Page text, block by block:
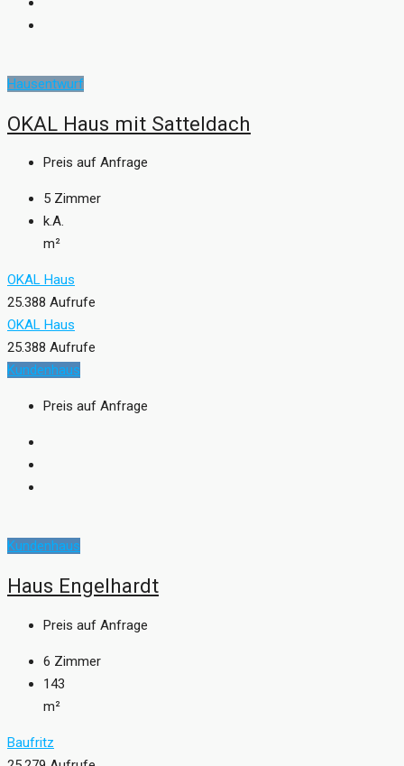
Hausentwurf
OKAL Haus mit Satteldach
Preis auf Anfrage
5 Zimmer
k.A.
m²
OKAL Haus
25.388 Aufrufe
OKAL Haus
25.388 Aufrufe
Kundenhaus
Preis auf Anfrage
Kundenhaus
Haus Engelhardt
Preis auf Anfrage
6 Zimmer
143
m²
Baufritz